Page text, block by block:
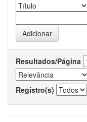
Resultados/Página
Registro(s)